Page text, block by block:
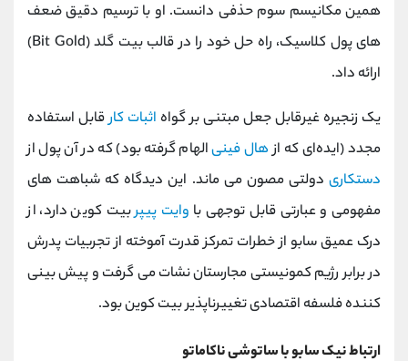
همین مکانیسم سوم حذفی دانست. او با ترسیم دقیق ضعف
‌های پول کلاسیک، راه حل خود را در قالب بیت گلد (Bit Gold)
ارائه داد.
یک زنجیره غیرقابل جعل مبتنی بر گواه اثبات کارقابل استفاده
مجدد (ایده‌ای که ازهال فینیالهام گرفته بود) که در آن پول از
دستکاری دولتی مصون می ‌ماند. این دیدگاه که شباهت‌ های
مفهومی و عبارتی قابل توجهی با وایت ‌پیپربیت‌ کوین دارد، از
درک عمیق سابو از خطرات تمرکز قدرت آموخته از تجربیات پدرش
در برابر رژیم کمونیستی مجارستان نشات می‌ گرفت و پیش ‌بینی
کننده فلسفه اقتصادی تغییرناپذیر بیت‌ کوین بود.
ارتباط نیک سابو با ساتوشی ناکاماتو